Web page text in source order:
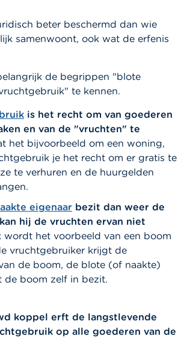
beter beschermd dan wie
samenwoont, ook wat de erfenis
de begrippen "blote
te kennen.
is het recht om van goederen
en van de "vruchten" te
het bijvoorbeeld om een woning,
je het recht om er gratis te
te verhuren en de huurgelden
eigenaar bezit dan weer de
hij de vruchten ervan niet
wordt het voorbeeld van een boom
vruchtgebruiker krijgt de
de boom, de blote (of naakte)
de boom zelf in bezit.
koppel erft de langstlevende
op alle goederen van de